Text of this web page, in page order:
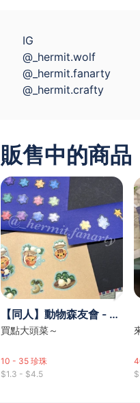
IG
@_hermit.wolf
@_hermit.fanarty
@_hermit.crafty
販售中的商品
【同人】動物森友會 - 貼紙組合（星星、曹賣、星座碎片）
買點大頭菜～
10 - 35 珍珠
$1.3 - $4.5